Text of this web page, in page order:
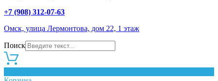
+7 (908) 312-07-63
Омск, улица Лермонтова, дом 22, 1 этаж
Поиск